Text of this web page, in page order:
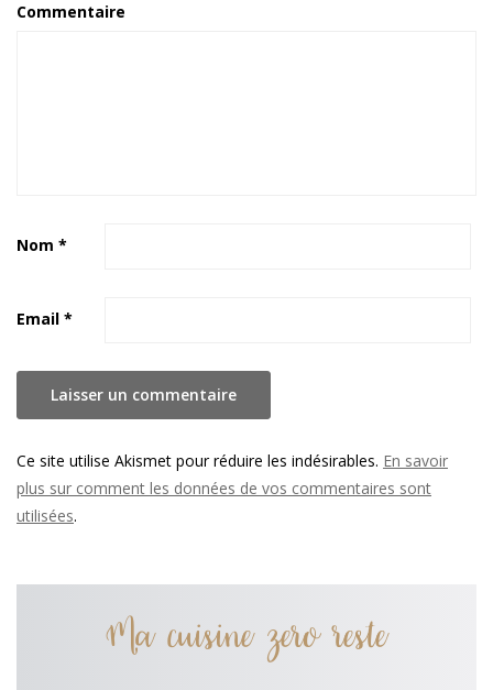
Commentaire
Nom *
Email *
Ce site utilise Akismet pour réduire les indésirables. En savoir
plus sur comment les données de vos commentaires sont
utilisées.
Ma cuisine zero reste